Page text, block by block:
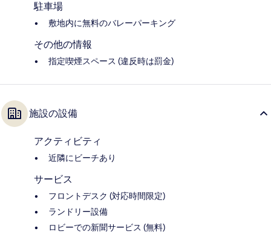
駐車場
敷地内に無料のバレーパーキング
その他の情報
指定喫煙スペース (違反時は罰金)
施設の設備
アクティビティ
近隣にビーチあり
サービス
フロントデスク (対応時間限定)
ランドリー設備
ロビーでの新聞サービス (無料)